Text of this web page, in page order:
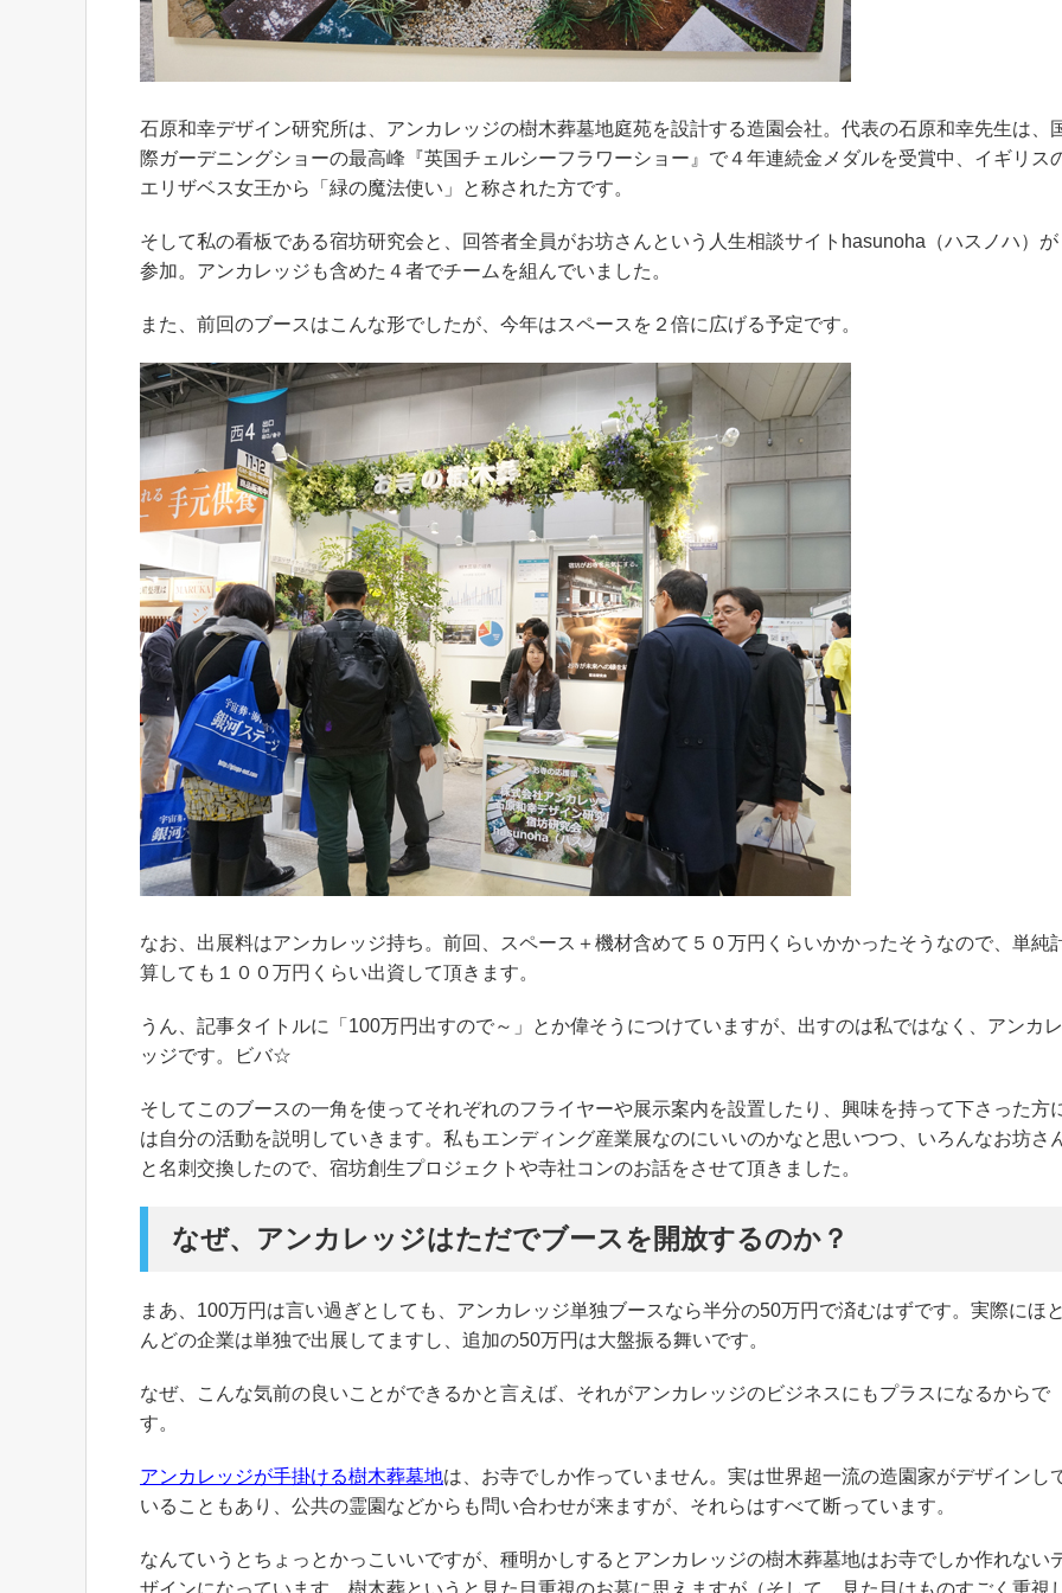
石原和幸デザイン研究所は、アンカレッジの樹木葬墓地庭苑を設計する造園会社。代表の石原和幸先生は、
際ガーデニングショーの最高峰『英国チェルシーフラワーショー』で４年連続金メダルを受賞中、イギリス
エリザベス女王から「緑の魔法使い」と称された方です。
そして私の看板である宿坊研究会と、回答者全員がお坊さんという人生相談サイトhasunoha（ハスノハ）が
参加。アンカレッジも含めた４者でチームを組んでいました。
また、前回のブースはこんな形でしたが、今年はスペースを２倍に広げる予定です。
なお、出展料はアンカレッジ持ち。前回、スペース＋機材含めて５０万円くらいかかったそうなので、単純
算しても１００万円くらい出資して頂きます。
うん、記事タイトルに「100万円出すので～」とか偉そうにつけていますが、出すのは私ではなく、アンカレ
ッジです。ビバ☆
そしてこのブースの一角を使ってそれぞれのフライヤーや展示案内を設置したり、興味を持って下さった方
は自分の活動を説明していきます。私もエンディング産業展なのにいいのかなと思いつつ、いろんなお坊さ
と名刺交換したので、宿坊創生プロジェクトや寺社コンのお話をさせて頂きました。
なぜ、アンカレッジはただでブースを開放するのか？
まあ、100万円は言い過ぎとしても、アンカレッジ単独ブースなら半分の50万円で済むはずです。実際にほ
んどの企業は単独で出展してますし、追加の50万円は大盤振る舞いです。
なぜ、こんな気前の良いことができるかと言えば、それがアンカレッジのビジネスにもプラスになるからで
す。
アンカレッジが手掛ける樹木葬墓地は、お寺でしか作っていません。実は世界超一流の造園家がデザインし
いることもあり、公共の霊園などからも問い合わせが来ますが、それらはすべて断っています。
なんていうとちょっとかっこいいですが、種明かしするとアンカレッジの樹木葬墓地はお寺でしか作れない
ザインになっています。樹木葬というと見た目重視のお墓に思えますが（そして、見た目はものすごく重視